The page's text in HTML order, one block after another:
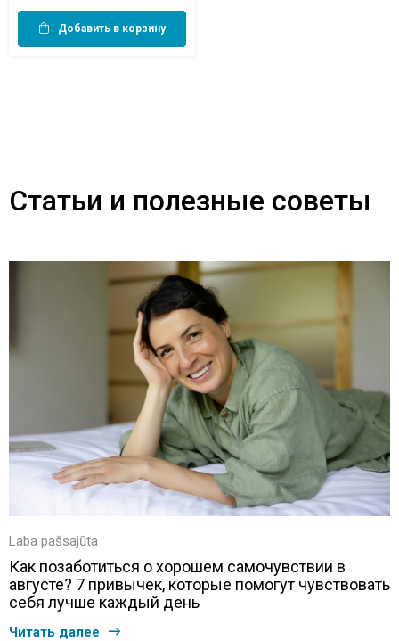
Добавить в корзину
Статьи и полезные советы
Laba pašsajūta
Как позаботиться о хорошем самочувствии в
августе? 7 привычек, которые помогут чувствовать
себя лучше каждый день
Читать далее